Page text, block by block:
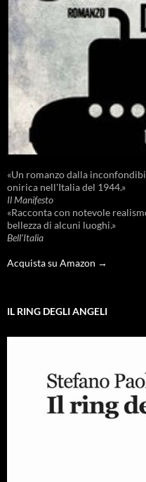
«Un romanzo dalla
onirica nell'Italia del 1944.»
Il Manifesto
«Racconta con notevole
bellezza di alcuni luoghi.»
Bell'Italia
Acquista su Amazon →
IL RING DEGLI ANGELI